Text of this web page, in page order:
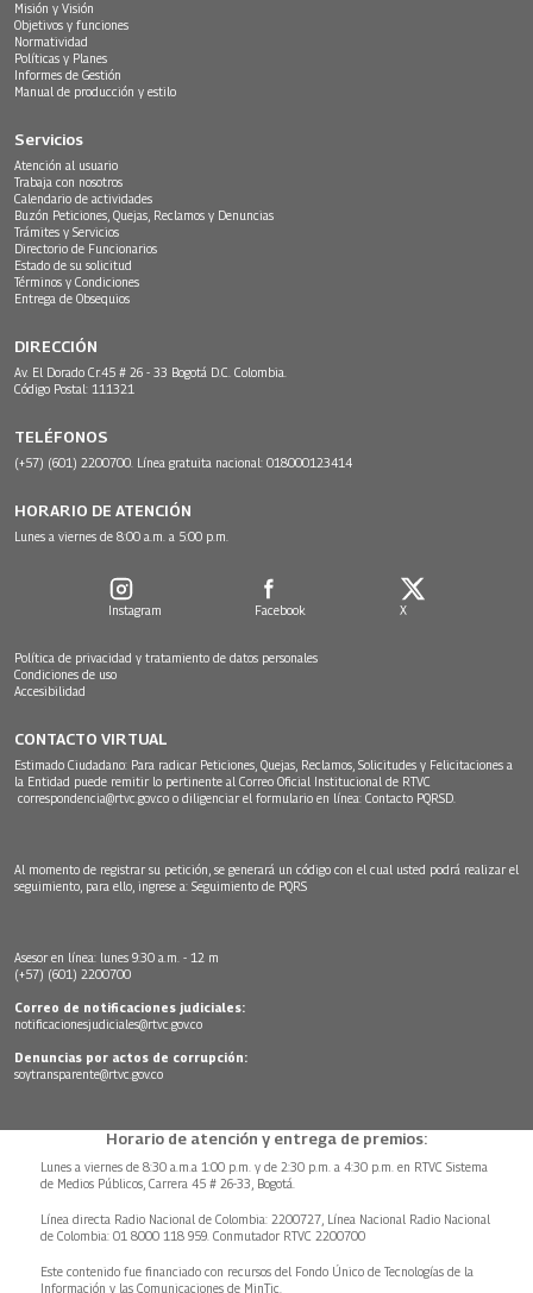
Misión y Visión
Objetivos y funciones
Normatividad
Políticas y Planes
Informes de Gestión
Manual de producción y estilo
Servicios
Atención al usuario
Trabaja con nosotros
Calendario de actividades
Buzón Peticiones, Quejas, Reclamos y Denuncias
Trámites y Servicios
Directorio de Funcionarios
Estado de su solicitud
Términos y Condiciones
Entrega de Obsequios
DIRECCIÓN
Av. El Dorado Cr.45 # 26 - 33 Bogotá D.C. Colombia.
Código Postal: 111321
TELÉFONOS
(+57) (601) 2200700. Línea gratuita nacional: 018000123414
HORARIO DE ATENCIÓN
Lunes a viernes de 8:00 a.m. a 5:00 p.m.
Instagram Facebook X
Política de privacidad y tratamiento de datos personales
Condiciones de uso
Accesibilidad
CONTACTO VIRTUAL
Estimado Ciudadano: Para radicar Peticiones, Quejas, Reclamos, Solicitudes y Felicitaciones a
la Entidad puede remitir lo pertinente al Correo Oficial Institucional de RTVC
correspondencia@rtvc.gov.co o diligenciar el formulario en línea: Contacto PQRSD.
Al momento de registrar su petición, se generará un código con el cual usted podrá realizar el
seguimiento, para ello, ingrese a: Seguimiento de PQRS
Asesor en línea: lunes 9:30 a.m. - 12 m
(+57) (601) 2200700
Correo de notificaciones judiciales:
notificacionesjudiciales@rtvc.gov.co
Denuncias por actos de corrupción:
soytransparente@rtvc.gov.co
Horario de atención y entrega de premios:
Lunes a viernes de 8:30 a.m.a 1:00 p.m. y de 2:30 p.m. a 4:30 p.m. en RTVC Sistema
de Medios Públicos, Carrera 45 # 26-33, Bogotá.
Línea directa Radio Nacional de Colombia: 2200727, Línea Nacional Radio Nacional
de Colombia: 01 8000 118 959. Conmutador RTVC 2200700
Este contenido fue financiado con recursos del Fondo Único de Tecnologías de la
Información y las Comunicaciones de MinTic.